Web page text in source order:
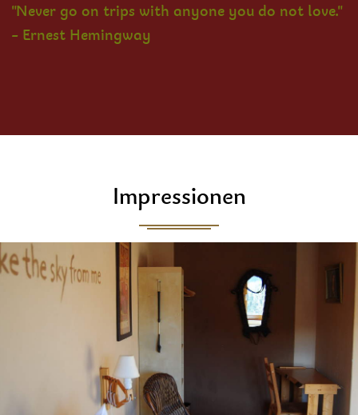
"Never go on trips with anyone you do not love."
- Ernest Hemingway
Impressionen